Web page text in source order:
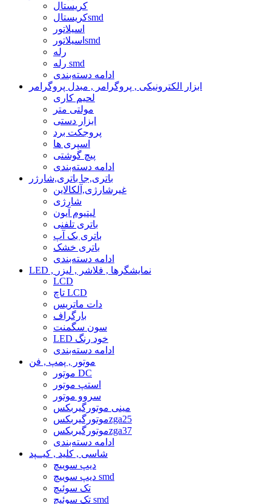
کریستال
کریستالsmd
اسیلاتور
اسیلاتورsmd
رله
رله smd
ادامه دسته‌بندی
ابزار الکترونیکی , پروگرامر , مبدل پروگرامر
لحیم کاری
مولتی متر
ابزار دستی
پروجکت برد
اسپری ها
پیچ گوشتی
ادامه دسته‌بندی
باتری,جا باتری,شارژر
غیرشارژی,آلکالاین
شارژی
لیتیوم آیون
باتری تلفنی
باتری بک آپ
باتری خشک
ادامه دسته‌بندی
LED , نمایشگرها , فلاشر , لیزر
LCD
تاچ LCD
دات ماتریس
بارگراف
سون سگمنت
LED خود رنگ
ادامه دسته‌بندی
موتور , پمپ , فن
موتور DC
استپ موتور
سروو موتور
مینی موتورگیربکس
موتورگیربکسzga25
موتورگیربکسzga37
ادامه دسته‌بندی
شاسی , کلید , کیــپد
دیپ سوییچ
دیپ سوییچ smd
تک سوئیچ
تک سوئیچ smd